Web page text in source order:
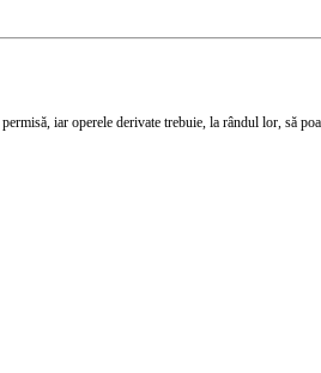
iar operele derivate trebuie, la rândul lor, să